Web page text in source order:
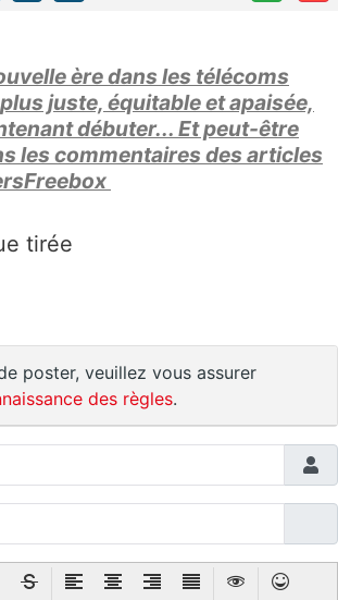
ère dans les télécoms
juste, équitable et apaisée,
débuter... Et peut-être
les commentaires des articles
poster, veuillez vous assurer
des règles.